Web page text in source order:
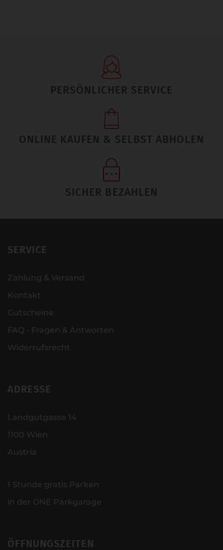
PERSÖNLICHER SERVICE
ONLINE KAUFEN & SELBST ABHOLEN
SICHER BEZAHLEN
SERVICE
Zahlung & Versand
Kontakt
Gutscheine
FAQ - Fragen & Antworten
Widerrufsrecht
ADRESSE
Landgutgasse 14
1100 Wien
Austria
1 Stunde gratis Parken
in der ONE Parkgarage
ÖFFNUNGSZEITEN